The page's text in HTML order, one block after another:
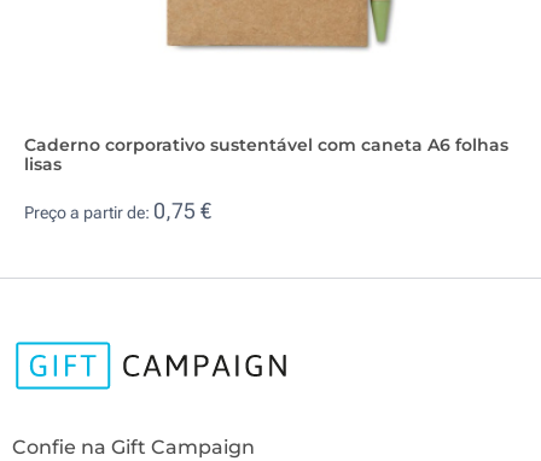
Caderno corporativo sustentável com caneta A6 folhas
lisas
Preço a partir de: 0,75 €
Confie na Gift Campaign